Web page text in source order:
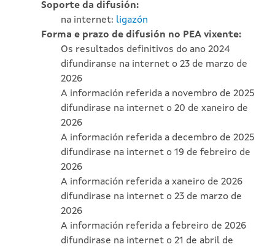
Soporte da difusión:
na internet: ligazón
Forma e prazo de difusión no PEA vixente:
Os resultados definitivos do ano 2024
difundiranse na internet o 23 de marzo de
2026
A información referida a novembro de 2025
difundirase na internet o 20 de xaneiro de
2026
A información referida a decembro de 2025
difundirase na internet o 19 de febreiro de
2026
A información referida a xaneiro de 2026
difundirase na internet o 23 de marzo de
2026
A información referida a febreiro de 2026
difundirase na internet o 21 de abril de